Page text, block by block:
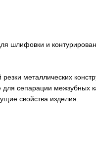
шлифовки и
металлических
сепарации межзубных
свойства изделия.